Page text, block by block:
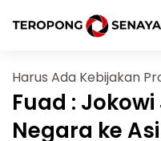
Harus Ada Kebijakan
Fuad :
Negara ke